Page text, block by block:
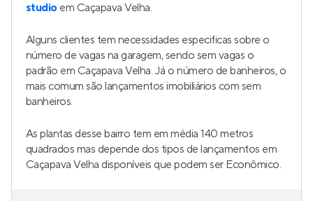
studio em Caçapava Velha.
Alguns clientes tem necessidades especificas sobre o
número de vagas na garagem, sendo sem vagas o
padrão em Caçapava Velha. Já o número de banheiros, o
mais comum são lançamentos imobiliários com sem
banheiros.
As plantas desse bairro tem em média 140 metros
quadrados mas depende dos tipos de lançamentos em
Caçapava Velha disponíveis que podem ser Econômico.